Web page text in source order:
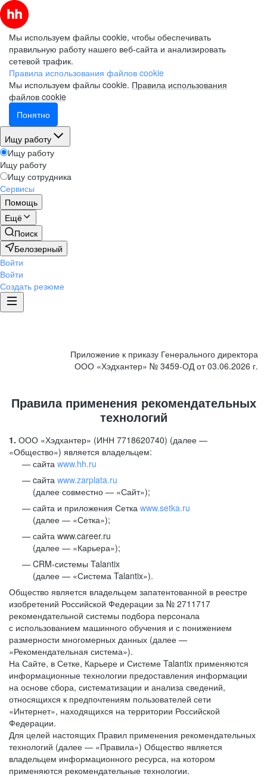
Мы используем файлы cookie, чтобы обеспечивать
правильную работу нашего веб-сайта и анализировать
сетевой трафик.
Правила использования файлов cookie
Мы используем файлы cookie. Правила использования
файлов cookie
Понятно
Ищу работу
Ищу работу
Ищу работу
Ищу сотрудника
Сервисы
Помощь
Ещё
Поиск
Белозерный
Войти
Войти
Создать резюме
Приложение к приказу Генерального директора
ООО «Хэдхантер» № 3459-ОД от 03.06.2026 г.
Правила применения рекомендательных
технологий
1. ООО «Хэдхантер» (ИНН 7718620740) (далее —
«Общество») является владельцем:
сайта www.hh.ru
cайта www.zarplata.ru
(далее совместно — «Сайт»);
сайта и приложения Сетка www.setka.ru
(далее — «Сетка»);
сайта www.career.ru
(далее — «Карьера»);
CRM-системы Talantix
(далее — «Система Talantix»).
Общество является владельцем запатентованной в реестре
изобретений Российской Федерации за № 2711717
рекомендательной системы подбора персонала
с использованием машинного обучения и с понижением
размерности многомерных данных (далее —
«Рекомендательная система»).
На Сайте, в Сетке, Карьере и Системе Talantix применяются
информационные технологии предоставления информации
на основе сбора, систематизации и анализа сведений,
относящихся к предпочтениям пользователей сети
«Интернет», находящихся на территории Российской
Федерации.
Для целей настоящих Правил применения рекомендательных
технологий (далее — «Правила») Общество является
владельцем информационного ресурса, на котором
применяются рекомендательные технологии.